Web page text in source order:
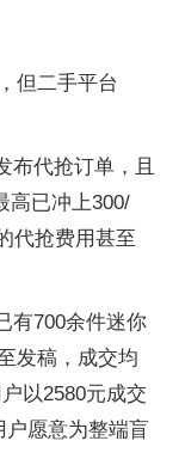
但二手平台
布代抢订单，且
高已冲上300/
代抢费用甚至
有700余件迷你
发稿，成交均
以2580元成交
户愿意为整端盲